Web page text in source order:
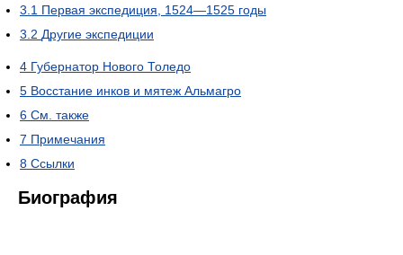
3.1 Первая экспедиция, 1524—1525 годы
3.2 Другие экспедиции
4 Губернатор Нового Толедо
5 Восстание инков и мятеж Альмагро
6 См. также
7 Примечания
8 Ссылки
Биография